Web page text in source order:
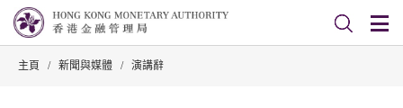
主頁 / 新聞與媒體 / 演講辭